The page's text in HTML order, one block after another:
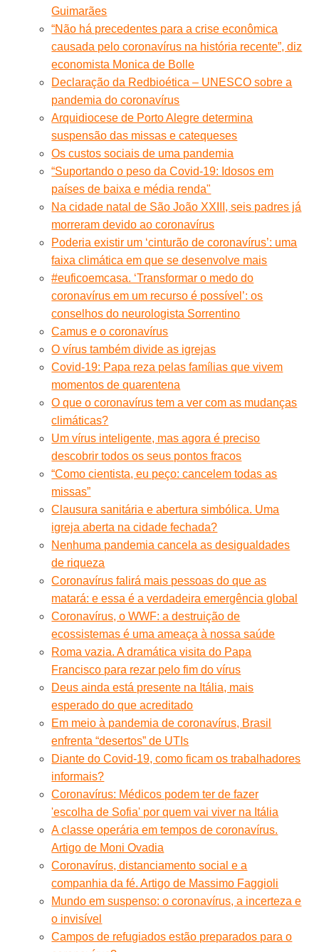
Guimarães
“Não há precedentes para a crise econômica
causada pelo coronavírus na história recente”, diz
economista Monica de Bolle
Declaração da Redbioética – UNESCO sobre a
pandemia do coronavírus
Arquidiocese de Porto Alegre determina
suspensão das missas e catequeses
Os custos sociais de uma pandemia
“Suportando o peso da Covid-19: Idosos em
países de baixa e média renda"
Na cidade natal de São João XXIII, seis padres já
morreram devido ao coronavírus
Poderia existir um ‘cinturão de coronavírus’: uma
faixa climática em que se desenvolve mais
#euficoemcasa. ‘Transformar o medo do
coronavírus em um recurso é possível’: os
conselhos do neurologista Sorrentino
Camus e o coronavírus
O vírus também divide as igrejas
Covid-19: Papa reza pelas famílias que vivem
momentos de quarentena
O que o coronavírus tem a ver com as mudanças
climáticas?
Um vírus inteligente, mas agora é preciso
descobrir todos os seus pontos fracos
“Como cientista, eu peço: cancelem todas as
missas”
Clausura sanitária e abertura simbólica. Uma
igreja aberta na cidade fechada?
Nenhuma pandemia cancela as desigualdades
de riqueza
Coronavírus falirá mais pessoas do que as
matará: e essa é a verdadeira emergência global
Coronavírus, o WWF: a destruição de
ecossistemas é uma ameaça à nossa saúde
Roma vazia. A dramática visita do Papa
Francisco para rezar pelo fim do vírus
Deus ainda está presente na Itália, mais
esperado do que acreditado
Em meio à pandemia de coronavírus, Brasil
enfrenta “desertos” de UTIs
Diante do Covid-19, como ficam os trabalhadores
informais?
Coronavírus: Médicos podem ter de fazer
'escolha de Sofia' por quem vai viver na Itália
A classe operária em tempos de coronavírus.
Artigo de Moni Ovadia
Coronavírus, distanciamento social e a
companhia da fé. Artigo de Massimo Faggioli
Mundo em suspenso: o coronavírus, a incerteza e
o invisível
Campos de refugiados estão preparados para o